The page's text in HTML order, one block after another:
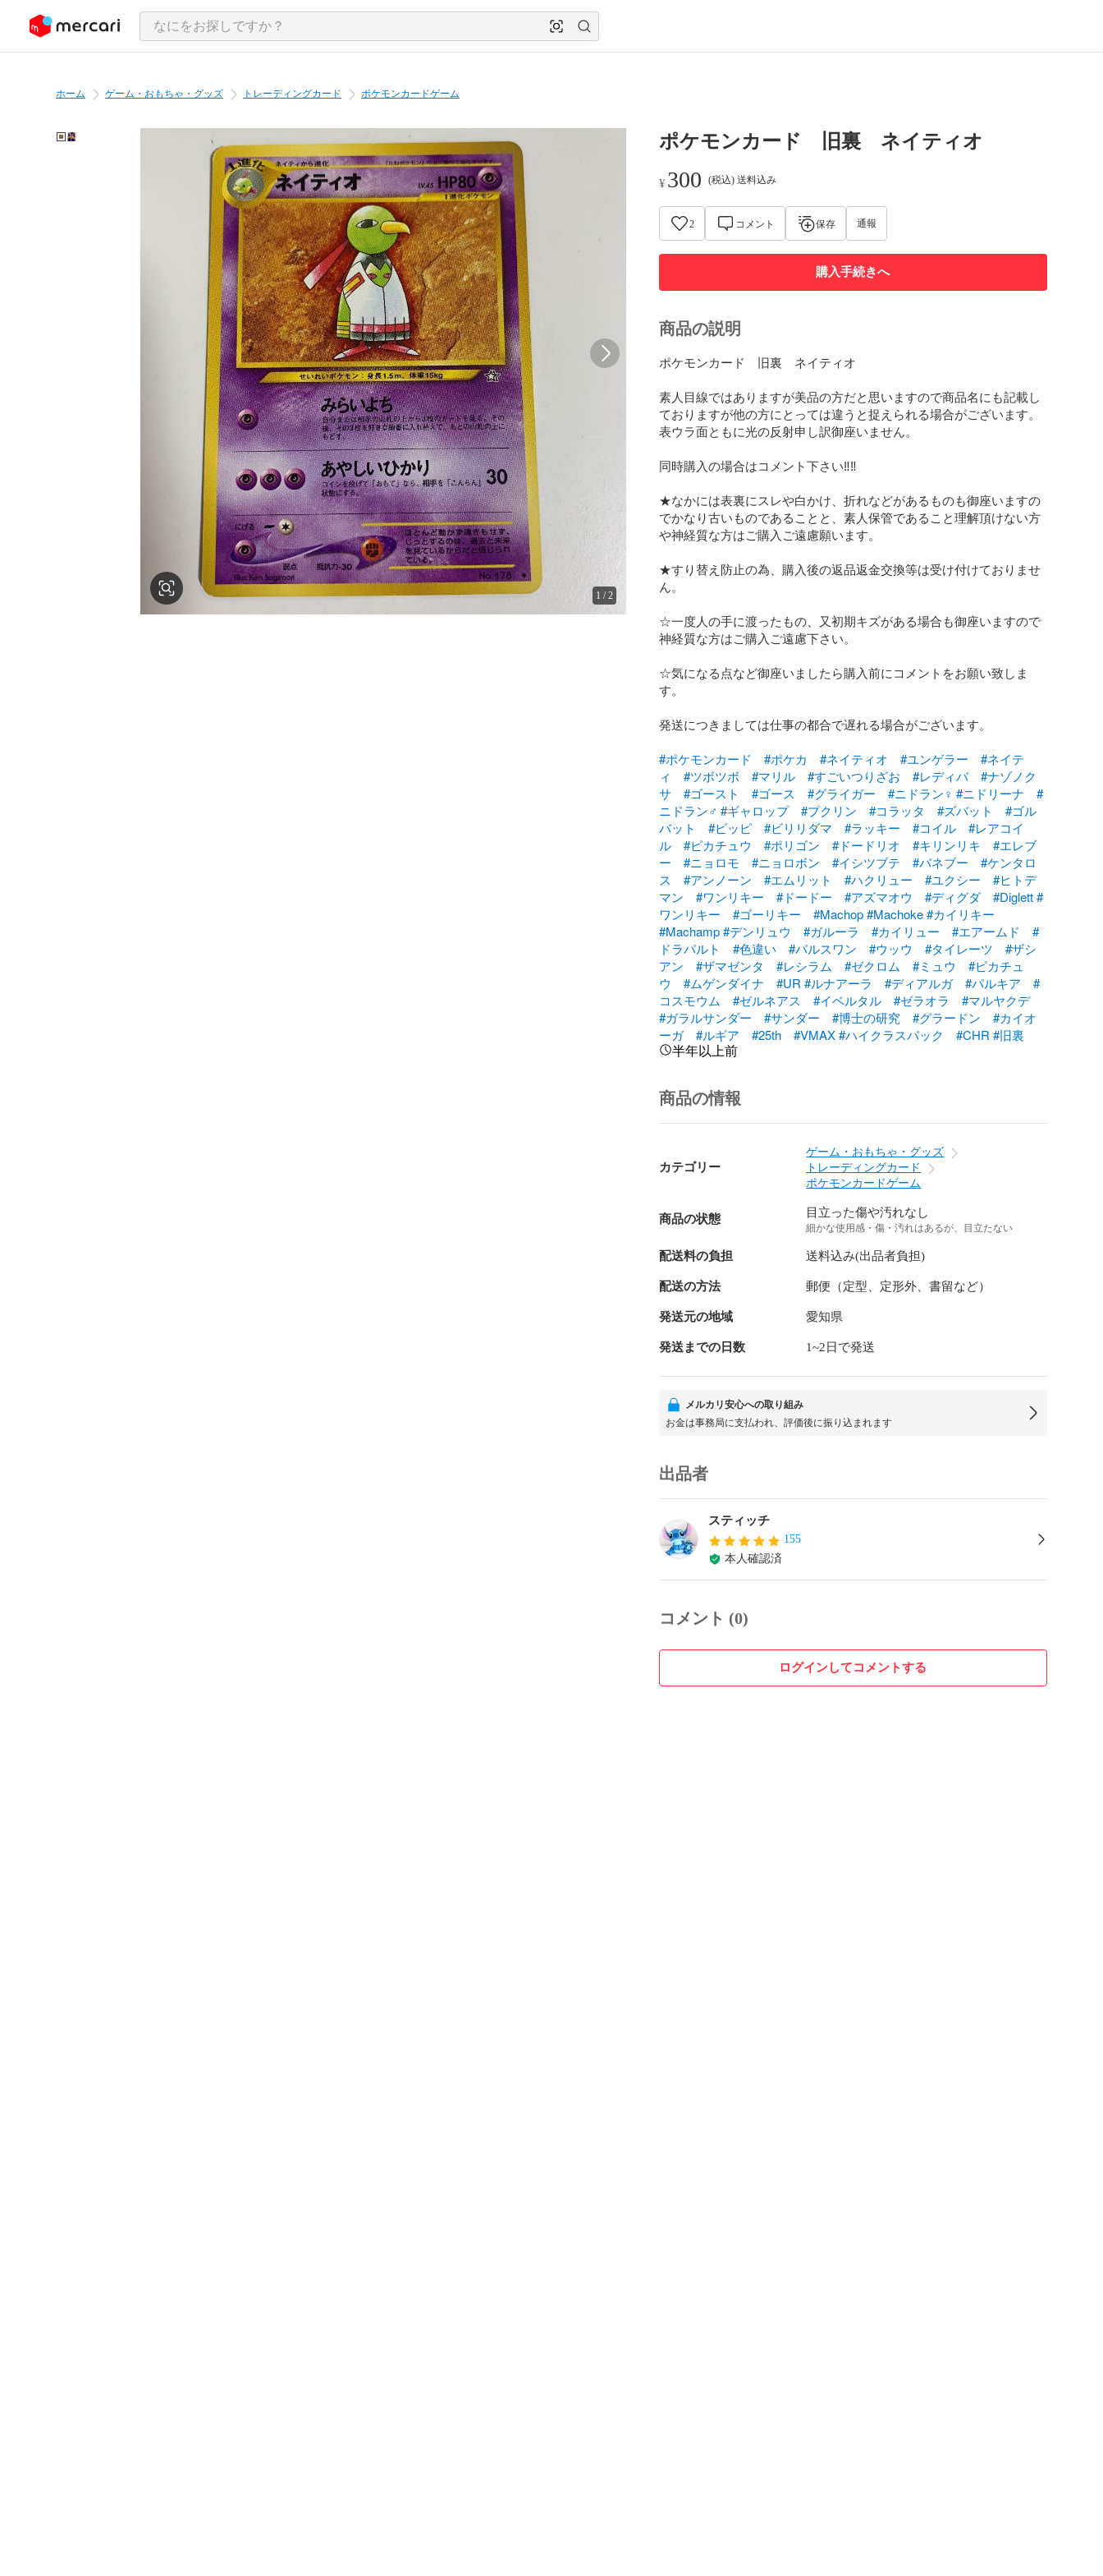
ツにスキップ
ホーム ゲーム・おもちゃ・グッズ トレーディングカード ポケモンカードゲーム
1 /2
ポケモンカード 旧裏 ネイティオ
¥ 300 (税込) 送料込み
2 コメント 保存 通報
購入手続きへ
商品の説明
ポケモンカード　旧裏　ネイティオ
素人目線ではありますが美品の方だと思いますので商品名にも記載し
ておりますが他の方にとっては違うと捉えられる場合がございます。
表ウラ面ともに光の反射申し訳御座いません。
同時購入の場合はコメント下さい‼︎‼︎
★なかには表裏にスレや白かけ、折れなどがあるものも御座いますの
でかなり古いものであることと、素人保管であること理解頂けない方
や神経質な方はご購入ご遠慮願います。
★すり替え防止の為、購入後の返品返金交換等は受け付けておりませ
ん。
☆一度人の手に渡ったもの、又初期キズがある場合も御座いますので
神経質な方はご購入ご遠慮下さい。
☆気になる点など御座いましたら購入前にコメントをお願い致しま
す。
発送につきましては仕事の都合で遅れる場合がございます。
#ポケモンカード
#ポケカ #ネイティオ #ユンゲラー
#ネイテ
ィ
#ツボツボ #マリル #すごいつりざお #レディバ
#ナゾノク
サ
#ゴースト #ゴース #グライガー #ニドラン♀ #ニドリーナ
#
ニドラン♂ #ギャロップ #プクリン #コラッタ #ズバット
#ゴル
バット
#ピッピ #ビリリダマ #ラッキー #コイル
#レアコイ
ル
#ピカチュウ #ポリゴン #ドードリオ #キリンリキ
#エレブ
ー
#ニョロモ #ニョロボン #イシツブテ #バネブー
#ケンタロ
ス
#アンノーン #エムリット #ハクリュー #ユクシー
#ヒトデ
マン
#ワンリキー #ドードー #アズマオウ #ディグダ #Diglett #
ワンリキー
#ゴーリキー #Machop #Machoke #カイリキー
#Machamp #デンリュウ #ガルーラ #カイリュー #エアームド
#
ドラパルト
#色違い #パルスワン #ウッウ #タイレーツ
#ザシ
アン
#ザマゼンタ #レシラム #ゼクロム #ミュウ
#ピカチュ
ウ
#ムゲンダイナ #UR #ルナアーラ #ディアルガ #パルキア
#
コスモウム
#ゼルネアス #イベルタル #ゼラオラ
#マルヤクデ
#ガラルサンダー
#サンダー #博士の研究 #グラードン
#カイオ
ーガ
#ルギア #25th #VMAX #ハイクラスパック #CHR #旧裏
半年以上前
商品の情報
カテゴリー
ゲーム・おもちゃ・グッズ
トレーディングカード
ポケモンカードゲーム
商品の状態 目立った傷や汚れなし
細かな使用感・傷・汚れはあるが、目立たない
配送料の負担 送料込み(出品者負担)
配送の方法 郵便（定型、定形外、書留など）
発送元の地域 愛知県
発送までの日数 1~2日で発送
メルカリ安心への取り組み
お金は事務局に支払われ、評価後に振り込まれます
出品者
スティッチ
155
本人確認済
コメント (0)
ログインしてコメントする